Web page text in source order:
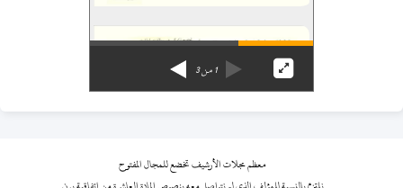
1من3
معظم مجلات الأرشيف تخضع للمجال المفتوح